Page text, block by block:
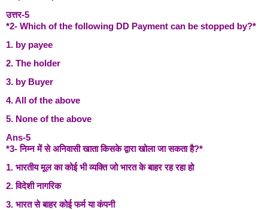
उत्तर-5
*2- Which of the following DD Payment can be stopped by?*
1. by payee
2. The holder
3. by Buyer
4. All of the above
5. None of the above
Ans-5
*3- निम्न में से अनिवासी खाता किसके द्वारा खोला जा सकता है?*
1. भारतीय मूल का कोई भी व्यक्ति जो भारत के बाहर रह रहा हो
2. विदेशी नागरिक
3. भारत से बाहर कोई फर्म या कंपनी